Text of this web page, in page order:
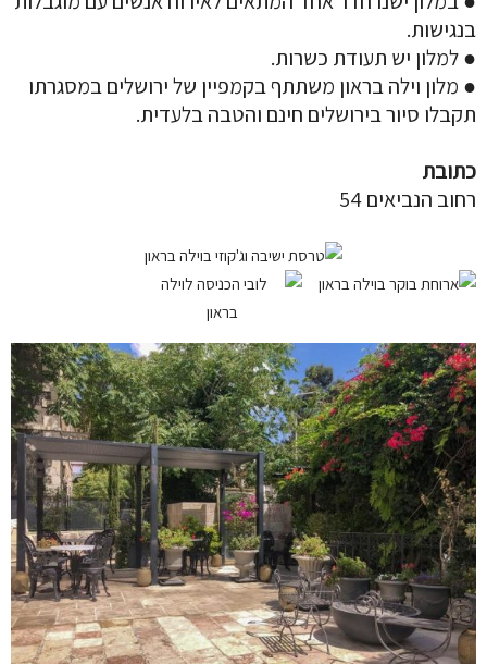
בנגישות.
● למלון יש תעודת כשרות.
● מלון וילה בראון משתתף בקמפיין של ירושלים במסגרתו
תקבלו סיור בירושלים חינם והטבה בלעדית.
כתובת
רחוב הנביאים 54